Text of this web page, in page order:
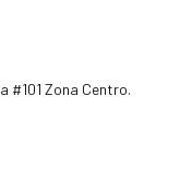
#101 Zona Centro.